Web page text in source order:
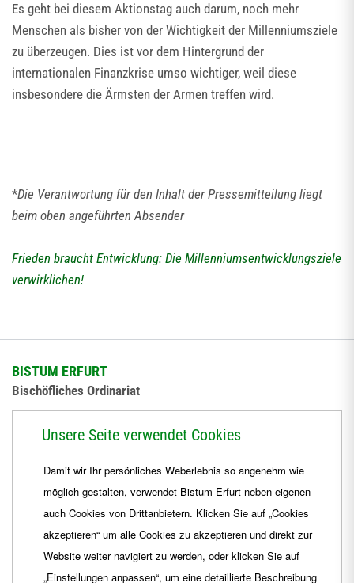
Es geht bei diesem Aktionstag auch darum, noch mehr
Menschen als bisher von der Wichtigkeit der Millenniumsziele
zu überzeugen. Dies ist vor dem Hintergrund der
internationalen Finanzkrise umso wichtiger, weil diese
insbesondere die Ärmsten der Armen treffen wird.
*Die Verantwortung für den Inhalt der Pressemitteilung liegt
beim oben angeführten Absender
Frieden braucht Entwicklung: Die Millenniumsentwicklungsziele
verwirklichen!
BISTUM ERFURT
Bischöfliches Ordinariat
+49 361 6572-444
ordinariat Bistum-Erfurt.de
Unsere Seite verwendet Cookies
Damit wir Ihr persönliches Weberlebnis so angenehm wie
möglich gestalten, verwendet Bistum Erfurt neben eigenen
auch Cookies von Drittanbietern. Klicken Sie auf „Cookies
akzeptieren“ um alle Cookies zu akzeptieren und direkt zur
Website weiter navigiert zu werden, oder klicken Sie auf
„Einstellungen anpassen“, um eine detaillierte Beschreibung